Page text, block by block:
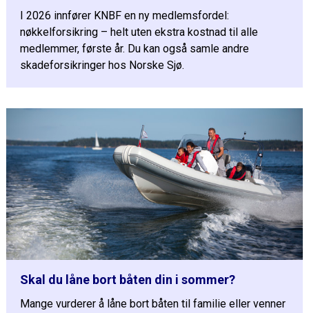
I 2026 innfører KNBF en ny medlemsfordel:
nøkkelforsikring – helt uten ekstra kostnad til alle
medlemmer, første år. Du kan også samle andre
skadeforsikringer hos Norske Sjø.
Skal du låne bort båten din i sommer?
Mange vurderer å låne bort båten til familie eller venner